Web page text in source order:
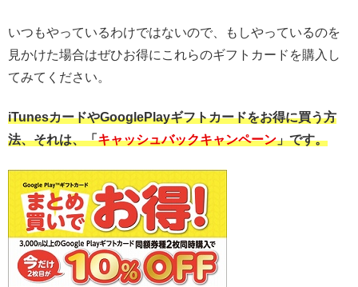
いつもやっているわけではないので、もしやっているのを
見かけた場合はぜひお得にこれらのギフトカードを購入し
てみてください。
iTunesカードやGooglePlayギフトカードをお得に買う方
法、それは、「キャッシュバックキャンペーン」です。